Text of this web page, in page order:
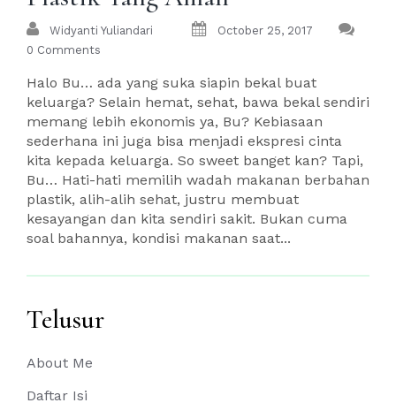
Widyanti Yuliandari
October 25, 2017
0 Comments
Halo Bu… ada yang suka siapin bekal buat
keluarga? Selain hemat, sehat, bawa bekal sendiri
memang lebih ekonomis ya, Bu? Kebiasaan
sederhana ini juga bisa menjadi ekspresi cinta
kita kepada keluarga. So sweet banget kan? Tapi,
Bu… Hati-hati memilih wadah makanan berbahan
plastik, alih-alih sehat, justru membuat
kesayangan dan kita sendiri sakit. Bukan cuma
soal bahannya, kondisi makanan saat...
Telusur
About Me
Daftar Isi